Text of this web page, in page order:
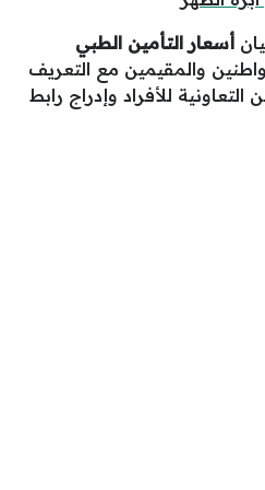
أسعار التأمين الطبي
مع التعريف
للأفراد وإدراج رابط